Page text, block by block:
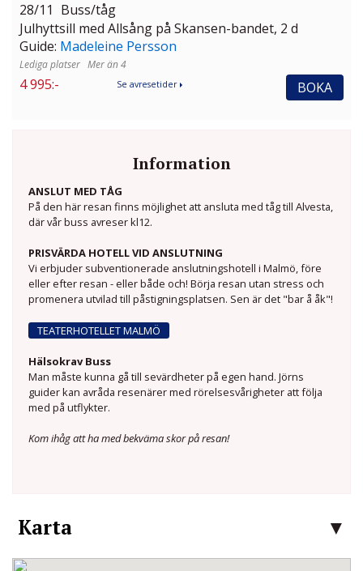
28/11 Buss/tåg
Julhyttsill med Allsång på Skansen-bandet, 2 d
Guide: Madeleine Persson
Mer än 4
4 995:- BOKA
Se avresetider
Information
ANSLUT MED TÅG
På den här resan finns möjlighet att ansluta med tåg till Alvesta,
där vår buss avreser kl12.
PRISVÄRDA HOTELL VID ANSLUTNING
Vi erbjuder subventionerade anslutningshotell i Malmö, före
eller efter resan - eller både och! Börja resan utan stress och
promenera utvilad till påstigningsplatsen. Sen är det "bar å åk"!
TEATERHOTELLET MALMÖ
Hälsokrav Buss
Man måste kunna gå till sevärdheter på egen hand. Jörns
guider kan avråda resenärer med rörelsesvårigheter att följa
med på utflykter.
Kom ihåg att ha med bekväma skor på resan!
Karta